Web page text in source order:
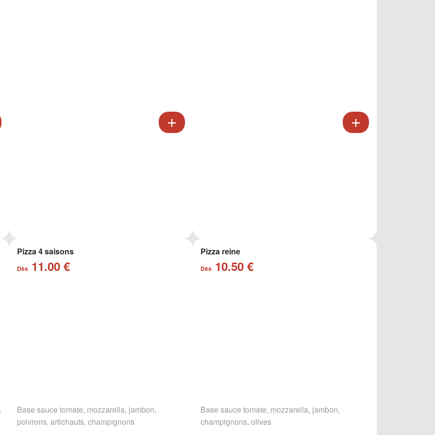
Pizza 4 saisons
Dès11.00 €
Base sauce tomate, mozzarella, jambon,
poivrons, artichauts, champignons
Pizza reine
Dès 10.50 €
Base sauce tomate, mozzarella, jambon,
champignons, olives